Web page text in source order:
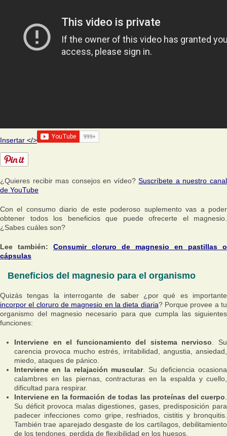
Insertar </>
¿Quieres recibir mas consejos en vídeo?Suscríbete a nuestro canal
de YouTube
Con el consumo diario de este poderoso suplemento vas a poder
obtener todos los beneficios que puede ofrecerte el magnesio.
¿Sabes cuáles son?
Lee también: Consumir cloruro de magnesio en pastillas o
cápsulas
Beneficios del magnesio para el organismo
Quizás tengas la interrogante de saber ¿por qué es importante
incorpor el cloruro de magnesio en la dieta diaria? Porque provee a tu
organismo del magnesio necesario para que cumpla las siguientes
funciones:
Interviene en el funcionamiento del sistema nervioso . Su
carencia provoca mucho estrés, irritabilidad, angustia, ansiedad,
miedo, ataques de pánico.
Interviene en la relajación muscular. Su deficiencia ocasiona
calambres en las piernas, contracturas en la espalda y cuello,
dificultad para respirar.
Interviene en la formación de todas las proteínas del cuerpo
Su déficit provoca malas digestiones, gases, predisposición para
padecer infecciones como gripe, resfriados, cistitis y bronquitis.
También trae aparejado desgaste de los cartílagos, debilitamiento
de los tendones, perdida de flexibilidad en los huesos.